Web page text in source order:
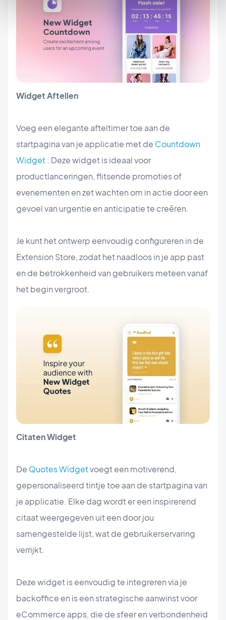
Widget Aftellen
Voeg een elegante afteltimer toe aan de
startpagina van je applicatie met de Countdown
Widget . Deze widget is ideaal voor
productlanceringen, flitsende promoties of
evenementen en zet wachten om in actie door een
gevoel van urgentie en anticipatie te creëren.
Je kunt het ontwerp eenvoudig configureren in de
Extension Store, zodat het naadloos in je app past
en de betrokkenheid van gebruikers meteen vanaf
het begin vergroot.
Citaten Widget
De Quotes Widgetvoegt een motiverend,
gepersonaliseerd tintje toe aan de startpagina van
je applicatie. Elke dag wordt er een inspirerend
citaat weergegeven uit een door jou
samengestelde lijst, wat de gebruikerservaring
verrijkt.
Deze widget is eenvoudig te integreren via je
backoffice en is een strategische aanwinst voor
eCommerce apps, die de sfeer en verbondenheid